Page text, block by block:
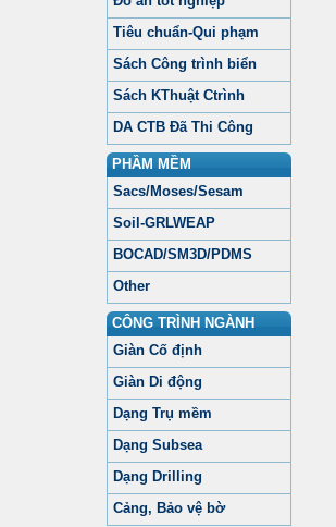
Tiêu chuẩn-Qui phạm
Sách Công trình biển
Sách KThuật Ctrình
DA CTB Đã Thi Công
PHẦM MỀM
Sacs/Moses/Sesam
Soil-GRLWEAP
BOCAD/SM3D/PDMS
Other
CÔNG TRÌNH NGÀNH
Giàn Cố định
Giàn Di động
Dạng Trụ mềm
Dạng Subsea
Dạng Drilling
Cảng, Bảo vệ bờ